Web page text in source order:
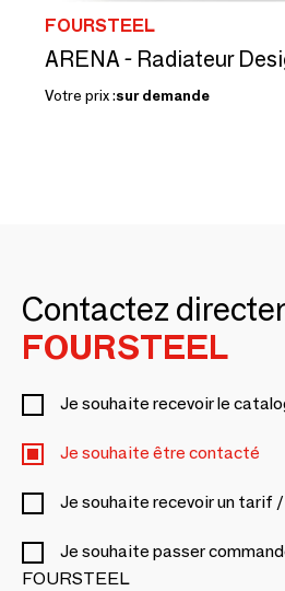
FOURSTEEL
ARENA - Radiateur
Votre prix :sur demande
Contactez
FOURSTEEL
Je souhaite recevoir le
Je souhaite être contacté
Je souhaite recevoir un tarif
Je souhaite passer
FOURSTEEL